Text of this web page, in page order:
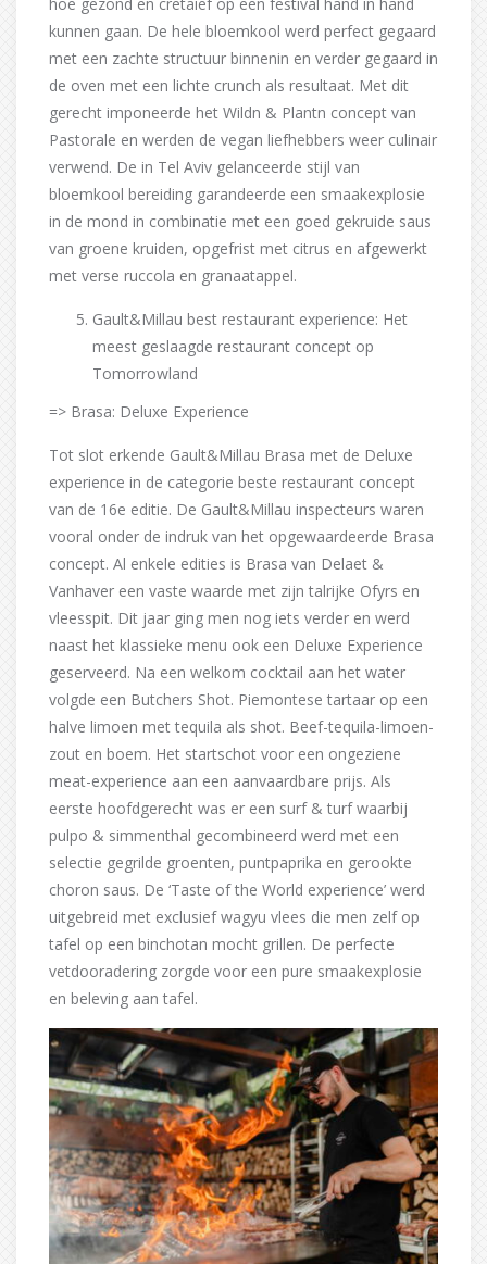
kunnen gaan. De hele bloemkool werd perfect gegaard
met een zachte structuur binnenin en verder gegaard in
de oven met een lichte crunch als resultaat. Met dit
gerecht imponeerde het Wildn & Plantn concept van
Pastorale en werden de vegan liefhebbers weer culinair
verwend. De in Tel Aviv gelanceerde stijl van
bloemkool bereiding garandeerde een smaakexplosie
in de mond in combinatie met een goed gekruide saus
van groene kruiden, opgefrist met citrus en afgewerkt
met verse ruccola en granaatappel.
Gault&Millau best restaurant experience: Het
meest geslaagde restaurant concept op
Tomorrowland
=> Brasa: Deluxe Experience
Tot slot erkende Gault&Millau Brasa met de Deluxe
experience in de categorie beste restaurant concept
van de 16e editie. De Gault&Millau inspecteurs waren
vooral onder de indruk van het opgewaardeerde Brasa
concept. Al enkele edities is Brasa van Delaet &
Vanhaver een vaste waarde met zijn talrijke Ofyrs en
vleesspit. Dit jaar ging men nog iets verder en werd
naast het klassieke menu ook een Deluxe Experience
geserveerd. Na een welkom cocktail aan het water
volgde een Butchers Shot. Piemontese tartaar op een
halve limoen met tequila als shot. Beef-tequila-limoen-
zout en boem. Het startschot voor een ongeziene
meat-experience aan een aanvaardbare prijs. Als
eerste hoofdgerecht was er een surf & turf waarbij
pulpo & simmenthal gecombineerd werd met een
selectie gegrilde groenten, puntpaprika en gerookte
choron saus. De ‘Taste of the World experience’ werd
uitgebreid met exclusief wagyu vlees die men zelf op
tafel op een binchotan mocht grillen. De perfecte
vetdooradering zorgde voor een pure smaakexplosie
en beleving aan tafel.